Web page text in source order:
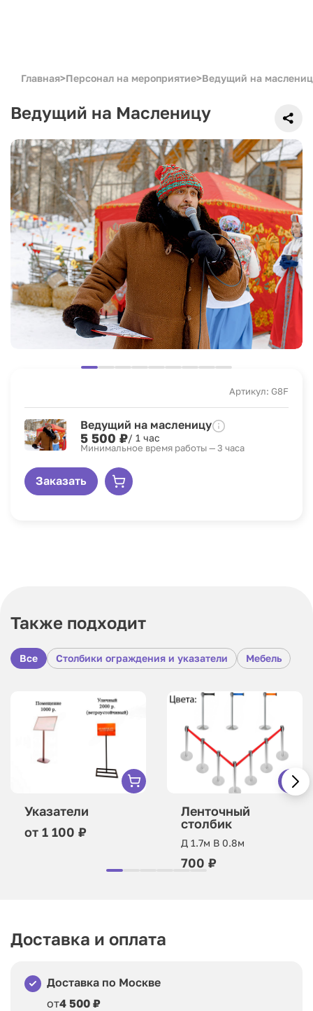
Главная>Персонал на мероприятие>Ведущий на
Ведущий на Масленицу
Артикул: G8F
Ведущий на масленицу
5 500 ₽/ 1 час
Минимальное время работы — 3 часа
Заказать
Также подходит
Все Столбики ограждения и указатели Мебель
Указатели
от 1 100 ₽
Ленточный
столбик
Д 1.7м В 0.8м
700 ₽
Доставка и оплата
Доставка по Москве
от4 500 ₽